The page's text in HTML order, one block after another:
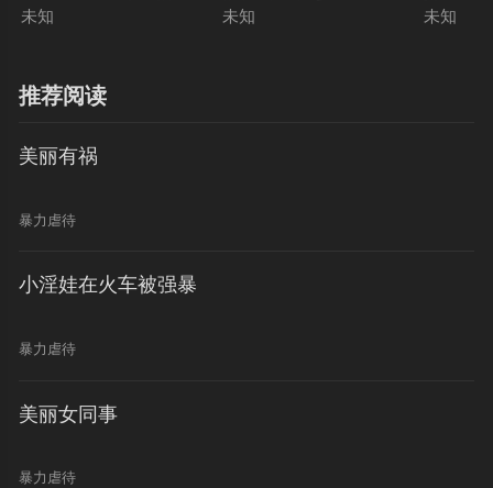
未知 未知 未知
推荐阅读
美丽有祸
暴力虐待
小淫娃在火车被强暴
暴力虐待
美丽女同事
暴力虐待